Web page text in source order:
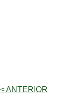
< ANTERIOR